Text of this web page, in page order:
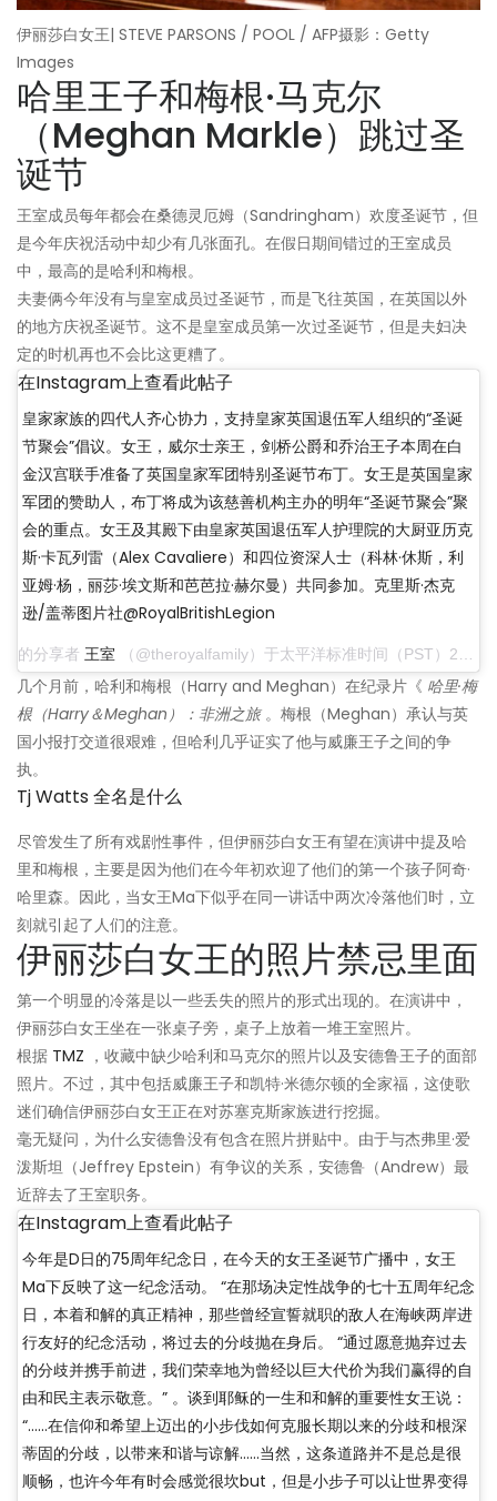
伊丽莎白女王| STEVE PARSONS / POOL / AFP摄影：Getty
Images
哈里王子和梅根·马克尔
（Meghan Markle）跳过圣
诞节
王室成员每年都会在桑德灵厄姆（Sandringham）欢度圣诞节，但
是今年庆祝活动中却少有几张面孔。在假日期间错过的王室成员
中，最高的是哈利和梅根。
夫妻俩今年没有与皇室成员过圣诞节，而是飞往英国，在英国以外
的地方庆祝圣诞节。这不是皇室成员第一次过圣诞节，但是夫妇决
定的时机再也不会比这更糟了。
在Instagram上查看此帖子
皇家家族的四代人齐心协力，支持皇家英国退伍军人组织的“圣诞
节聚会”倡议。女王，威尔士亲王，剑桥公爵和乔治王子本周在白
金汉宫联手准备了英国皇家军团特别圣诞节布丁。女王是英国皇家
军团的赞助人，布丁将成为该慈善机构主办的明年“圣诞节聚会”聚
会的重点。女王及其殿下由皇家英国退伍军人护理院的大厨亚历克
斯·卡瓦列雷（Alex Cavaliere）和四位资深人士（科林·休斯，利
亚姆·杨，丽莎·埃文斯和芭芭拉·赫尔曼）共同参加。克里斯·杰克
逊/盖蒂图片社@RoyalBritishLegion
的分享者 王室 （@theroyalfamily）于太平洋标准时间（PST）2019年12月21日下午2:07
几个月前，哈利和梅根（Harry and Meghan）在纪录片《 哈里·梅
根（Harry＆Meghan）：非洲之旅。梅根（Meghan）承认与英
国小报打交道很艰难，但哈利几乎证实了他与威廉王子之间的争
执。
Tj Watts 全名是什么
尽管发生了所有戏剧性事件，但伊丽莎白女王有望在演讲中提及哈
里和梅根，主要是因为他们在今年初欢迎了他们的第一个孩子阿奇·
哈里森。因此，当女王Ma下似乎在同一讲话中两次冷落他们时，立
刻就引起了人们的注意。
伊丽莎白女王的照片禁忌里面
第一个明显的冷落是以一些丢失的照片的形式出现的。在演讲中，
伊丽莎白女王坐在一张桌子旁，桌子上放着一堆王室照片。
根据 TMZ ，收藏中缺少哈利和马克尔的照片以及安德鲁王子的面部
照片。不过，其中包括威廉王子和凯特·米德尔顿的全家福，这使歌
迷们确信伊丽莎白女王正在对苏塞克斯家族进行挖掘。
毫无疑问，为什么安德鲁没有包含在照片拼贴中。由于与杰弗里·爱
泼斯坦（Jeffrey Epstein）有争议的关系，安德鲁（Andrew）最
近辞去了王室职务。
在Instagram上查看此帖子
今年是D日的75周年纪念日，在今天的女王圣诞节广播中，女王
Ma下反映了这一纪念活动。 “在那场决定性战争的七十五周年纪念
日，本着和解的真正精神，那些曾经宣誓就职的敌人在海峡两岸进
行友好的纪念活动，将过去的分歧抛在身后。 “通过愿意抛弃过去
的分歧并携手前进，我们荣幸地为曾经以巨大代价为我们赢得的自
由和民主表示敬意。” 。谈到耶稣的一生和和解的重要性女王说：
“……在信仰和希望上迈出的小步伐如何克服长期以来的分歧和根深
蒂固的分歧，以带来和谐与谅解……当然，这条道路并不是总是很
顺畅，也许今年有时会感觉很坎but，但是小步子可以让世界变得